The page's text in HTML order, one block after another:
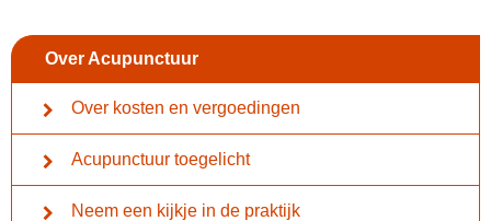
Over Acupunctuur
Over kosten en vergoedingen
Acupunctuur toegelicht
Neem een kijkje in de praktijk